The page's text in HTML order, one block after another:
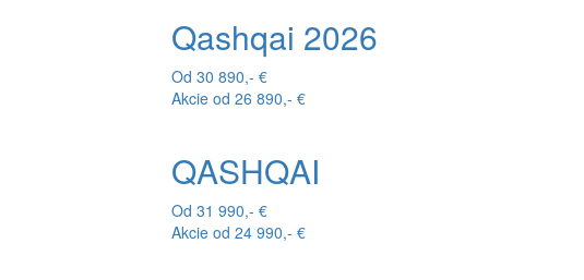
Qashqai 2026
Od 30 890,- €
Akcie od 26 890,- €
QASHQAI
Od 31 990,- €
Akcie od 24 990,- €